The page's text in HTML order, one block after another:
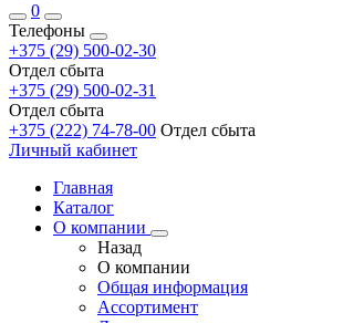
0
Телефоны
+375 (29) 500-02-30
Отдел сбыта
+375 (29) 500-02-31
Отдел сбыта
+375 (222) 74-78-00 Отдел сбыта
Личный кабинет
Главная
Каталог
О компании
Назад
О компании
Общая информация
Ассортимент